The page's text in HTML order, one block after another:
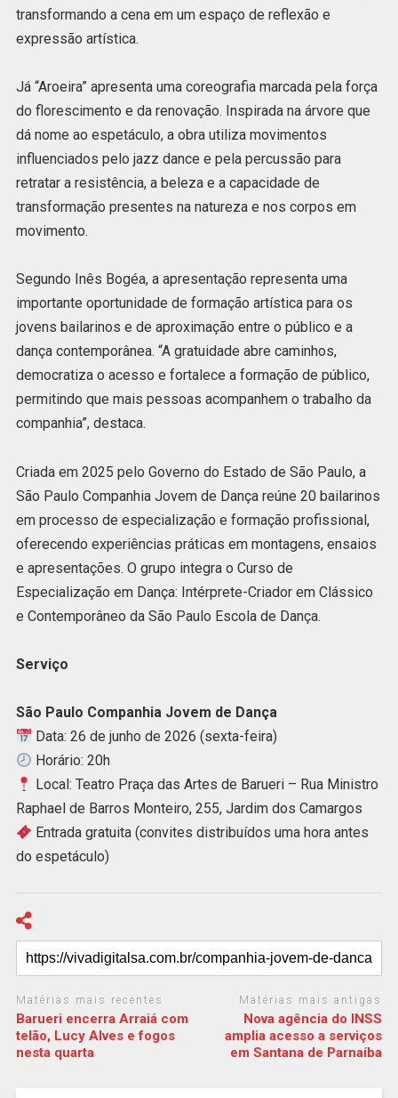
transformando a cena em um espaço de reflexão e
expressão artística.
Já “Aroeira” apresenta uma coreografia marcada pela força
do florescimento e da renovação. Inspirada na árvore que
dá nome ao espetáculo, a obra utiliza movimentos
influenciados pelo jazz dance e pela percussão para
retratar a resistência, a beleza e a capacidade de
transformação presentes na natureza e nos corpos em
movimento.
Segundo Inês Bogéa, a apresentação representa uma
importante oportunidade de formação artística para os
jovens bailarinos e de aproximação entre o público e a
dança contemporânea. “A gratuidade abre caminhos,
democratiza o acesso e fortalece a formação de público,
permitindo que mais pessoas acompanhem o trabalho da
companhia”, destaca.
Criada em 2025 pelo Governo do Estado de São Paulo, a
São Paulo Companhia Jovem de Dança reúne 20 bailarinos
em processo de especialização e formação profissional,
oferecendo experiências práticas em montagens, ensaios
e apresentações. O grupo integra o Curso de
Especialização em Dança: Intérprete-Criador em Clássico
e Contemporâneo da São Paulo Escola de Dança.
Serviço
São Paulo Companhia Jovem de Dança
Data: 26 de junho de 2026 (sexta-feira)
Horário: 20h
Local: Teatro Praça das Artes de Barueri – Rua Ministro
Raphael de Barros Monteiro, 255, Jardim dos Camargos
Entrada gratuita (convites distribuídos uma hora antes
do espetáculo)
Matérias mais recentes
Barueri encerra Arraiá com
telão, Lucy Alves e fogos
nesta quarta
Matérias mais antigas
Nova agência do INSS
amplia acesso a serviços
em Santana de Parnaíba